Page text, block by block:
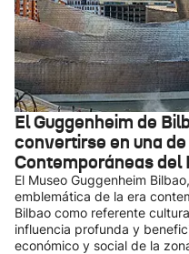
El Guggenheim de
convertirse en una
Contemporáneas del
El Museo Guggenheim
emblemática de la era
Bilbao como referente
influencia profunda y
económico y social de la